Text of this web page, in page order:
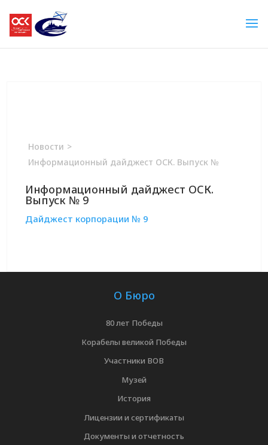
Новости >
Информационный дайджест ОСК. Выпуск №
Информационный дайджест ОСК.
Выпуск № 9
Дайджест корпорации № 9
О Бюро
80 лет Победы
Корабелы великой Победы
Участники ВОВ
Музей
История
Лицензии и сертификаты
Документы и отчетность